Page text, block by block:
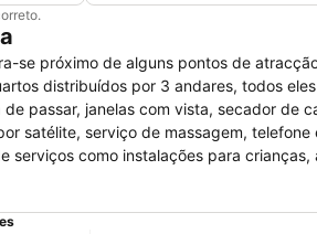
se próximo de alguns pontos de
distribuídos por 3 andares, todos
passar, janelas com vista, secador de
satélite, serviço de massagem,
como instalações para
e casamento, concierge, serviço
e eventos conta com